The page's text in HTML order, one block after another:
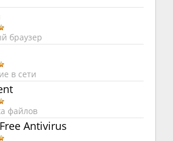
браузер
в сети
файлов
Antivirus